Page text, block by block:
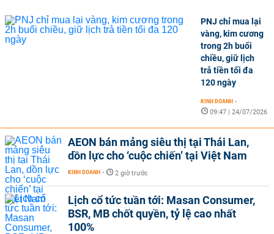
PNJ chỉ mua lại
vàng, kim cương
trong 2h buổi
chiều, giữ lịch
trả tiền tối đa
120 ngày
KINH DOANH -
09:47 | 24/07/2026
AEON bán mảng siêu thị tại Thái Lan,
dồn lực cho ‘cuộc chiến’ tại Việt Nam
KINH DOANH - 2 giờ trước
Lịch cổ tức tuần tới: Masan Consumer,
BSR, MB chốt quyền, tỷ lệ cao nhất
100%